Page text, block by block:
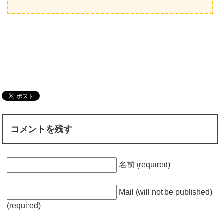
コメントを残す
名前 (required)
Mail (will not be published)
(required)